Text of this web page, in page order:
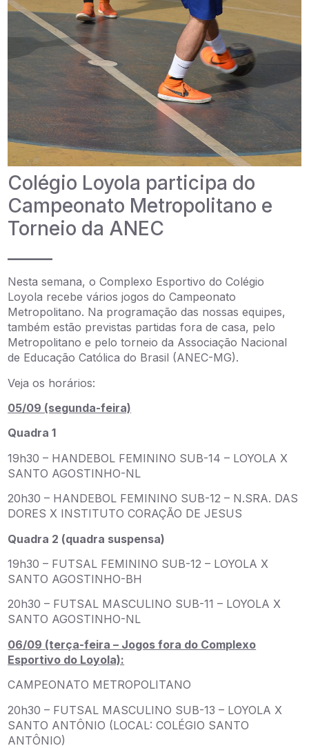
Colégio Loyola participa do
Campeonato Metropolitano e
Torneio da ANEC
Nesta semana, o Complexo Esportivo do Colégio
Loyola recebe vários jogos do Campeonato
Metropolitano. Na programação das nossas equipes,
também estão previstas partidas fora de casa, pelo
Metropolitano e pelo torneio da Associação Nacional
de Educação Católica do Brasil (ANEC-MG).
Veja os horários:
05/09 (segunda-feira)
Quadra 1
19h30 – HANDEBOL FEMININO SUB-14 – LOYOLA X
SANTO AGOSTINHO-NL
20h30 – HANDEBOL FEMININO SUB-12 – N.SRA. DAS
DORES X INSTITUTO CORAÇÃO DE JESUS
Quadra 2 (quadra suspensa)
19h30 – FUTSAL FEMININO SUB-12 – LOYOLA X
SANTO AGOSTINHO-BH
20h30 – FUTSAL MASCULINO SUB-11 – LOYOLA X
SANTO AGOSTINHO-NL
06/09 (terça-feira – Jogos fora do Complexo
Esportivo do Loyola):
CAMPEONATO METROPOLITANO
20h30 – FUTSAL MASCULINO SUB-13 – LOYOLA X
SANTO ANTÔNIO (LOCAL: COLÉGIO SANTO
ANTÔNIO)